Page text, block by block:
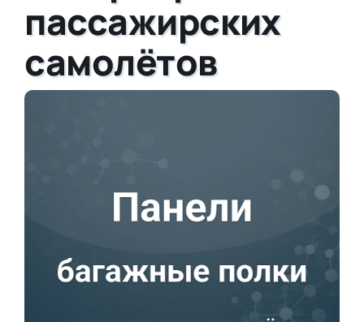
пассажирских
самолётов